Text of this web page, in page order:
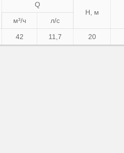
Q
Н, м
м³/ч
л/с
42 11,7 20